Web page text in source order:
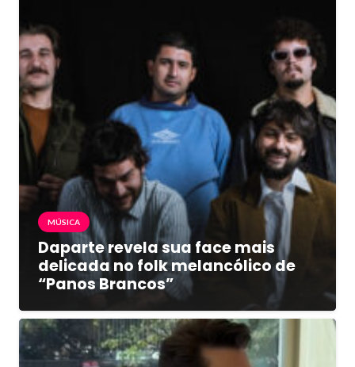
MÚSICA
Daparte revela sua face mais
delicada no folk melancólico de
“Panos Brancos”